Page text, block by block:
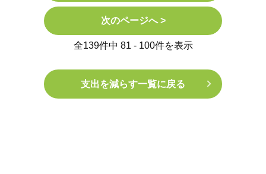
次のページへ >
全139件中 81 - 100件を表示
支出を減らす一覧に戻る